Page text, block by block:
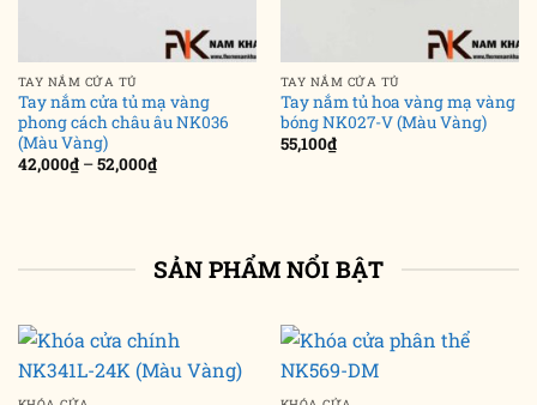
TAY NẮM CỬA TỦ
Tay nắm cửa tủ mạ vàng
phong cách châu âu NK036
(Màu Vàng)
42,000₫ –52,000₫Khoảng
giá:
TAY NẮM CỬA TỦ
Tay nắm tủ hoa vàng mạ vàng
bóng NK027-V (Màu Vàng)
55,100₫
SẢN PHẨM NỔI BẬT